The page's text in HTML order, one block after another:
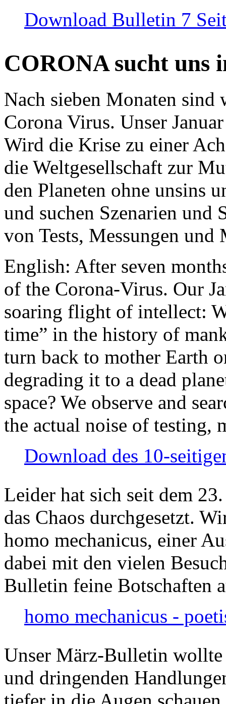
Download Bulletin 7
CORONA sucht uns
Nach sieben Monaten
Corona Virus. Unser
Wird die Krise zu einer
die Weltgesellschaft zur
den Planeten ohne unsins
und suchen Szenarien und
von Tests, Messungen und
English: After seven
of the Corona-Virus. Our
soaring flight of intellect:
time” in the history of
turn back to mother Earth
degrading it to a dead
space? We observe and
the actual noise of testing,
Download des 10-
Leider hat sich seit dem
das Chaos durchgesetzt.
homo mechanicus, einer
dabei mit den vielen
Bulletin feine Botschaften
homo mechanicus -
Unser März-Bulletin
und dringenden